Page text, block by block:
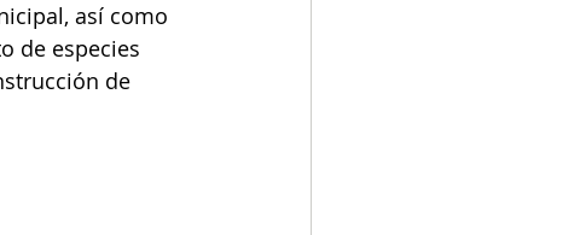
así como
de especies
de